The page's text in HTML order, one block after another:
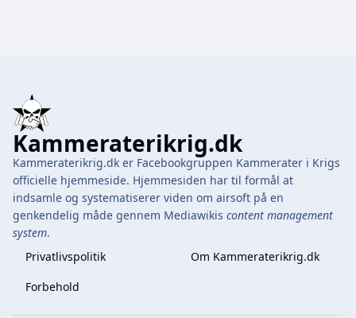
Kammeraterikrig.dk
Kammeraterikrig.dk er Facebookgruppen Kammerater i Krigs
officielle hjemmeside. Hjemmesiden har til formål at
indsamle og systematiserer viden om airsoft på en
genkendelig måde gennem Mediawikis content management
system.
Privatlivspolitik
Om Kammeraterikrig.dk
Forbehold